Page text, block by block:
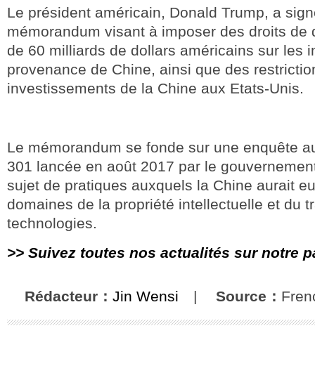
Le président américain, Donald Trump, a
mémorandum visant à imposer des droits de
de 60 milliards de dollars américains sur les
provenance de Chine, ainsi que des
investissements de la Chine aux Etats-Unis.
Le mémorandum se fonde sur une enquête
301 lancée en août 2017 par le
sujet de pratiques auxquels la Chine aurait
domaines de la propriété intellectuelle et du
technologies.
>> Suivez toutes nos actualités sur notre
Rédacteur： Jin Wensi | Source：